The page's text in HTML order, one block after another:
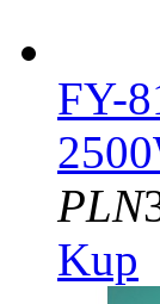
FY-
PLN
Kup